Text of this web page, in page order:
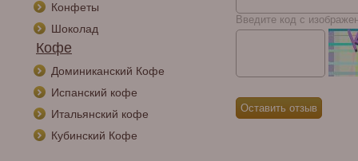
Конфеты
Шоколад
Кофе
Доминиканский Кофе
Испанский кофе
Итальянский кофе
Кубинский Кофе
Введите код с